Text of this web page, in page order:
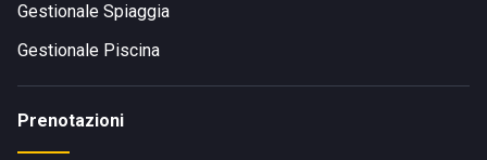
Gestionale Spiaggia
Gestionale Piscina
Prenotazioni